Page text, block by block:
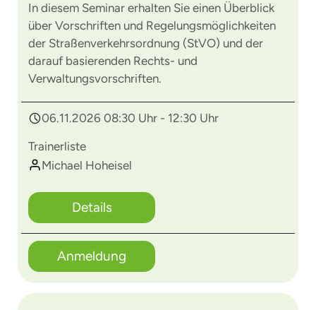
In diesem Seminar erhalten Sie einen Überblick
über Vorschriften und Regelungsmöglichkeiten
der Straßenverkehrsordnung (StVO) und der
darauf basierenden Rechts- und
Verwaltungsvorschriften.
06.11.2026 08:30 Uhr - 12:30 Uhr
Trainerliste
Michael Hoheisel
Details
Anmeldung